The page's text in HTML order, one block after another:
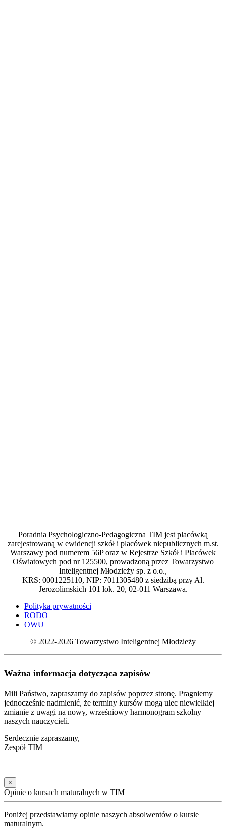
Poradnia Psychologiczno-Pedagogiczna TIM jest placówką
zarejestrowaną w ewidencji szkół i placówek niepublicznych m.st.
Warszawy pod numerem 56P oraz w Rejestrze Szkół i Placówek
Oświatowych pod nr 125500, prowadzoną przez Towarzystwo
Inteligentnej Młodzieży sp. z o.o.,
KRS: 0001225110, NIP: 7011305480 z siedzibą przy Al.
Jerozolimskich 101 lok. 20, 02-011 Warszawa.
Polityka prywatności
RODO
OWU
© 2022-2026 Towarzystwo Inteligentnej Młodzieży
Ważna informacja dotycząca zapisów
Mili Państwo, zapraszamy do zapisów poprzez stronę. Pragniemy
jednocześnie nadmienić, że terminy kursów mogą ulec niewielkiej
zmianie z uwagi na nowy, wrześniowy harmonogram szkolny
naszych nauczycieli.
Serdecznie zapraszamy,
Zespół TIM
×
Opinie o kursach maturalnych w TIM
Poniżej przedstawiamy opinie naszych absolwentów o kursie
maturalnym.